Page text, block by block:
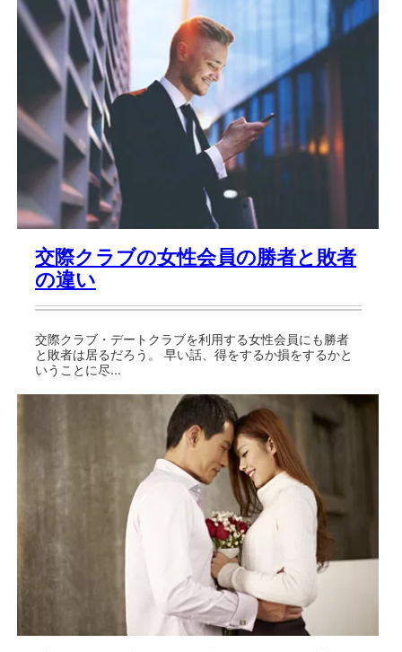
交際クラブの女性会員の勝者と敗者
の違い
交際クラブ・デートクラブを利用する女性会員にも勝者
と敗者は居るだろう。 早い話、得をするか損をするかと
いうことに尽...